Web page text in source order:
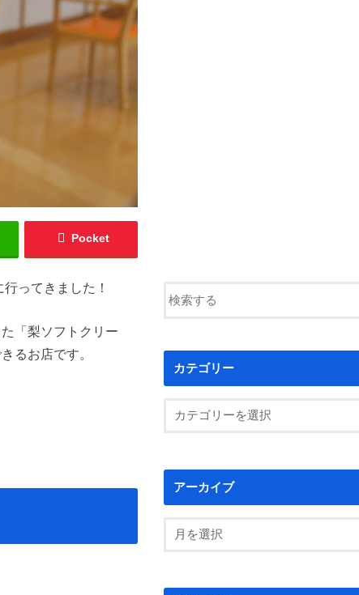
Pocket
ってきました！
「梨ソフトクリー
るお店です。
カテゴリー
アーカイブ